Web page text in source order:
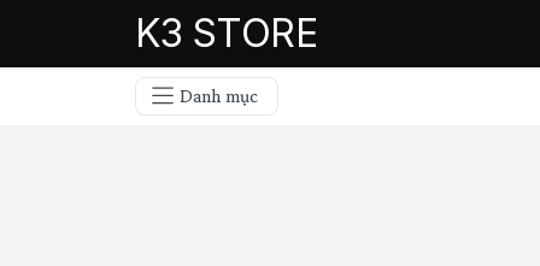
K3 STORE
Danh mục